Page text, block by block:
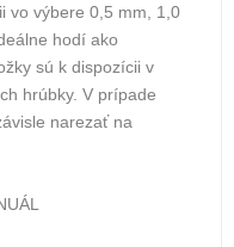
vo výbere 0,5 mm, 1,0
hodí ako
sú k dispozícii v
hrúbky. V prípade
narezať na